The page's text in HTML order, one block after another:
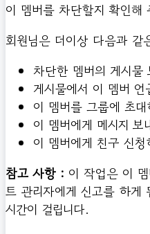
이 멤버를 차단할지 확인해
회원님은 더이상 다음과
차단한 멤버의 게시물
게시물에서 이 멤버 언
이 멤버를 그룹에 초대
이 멤버에게 메시지 보
이 멤버에게 친구 신청
참고 사항 : 이 작업은 이
트 관리자에게 신고를 하게
시간이 걸립니다.